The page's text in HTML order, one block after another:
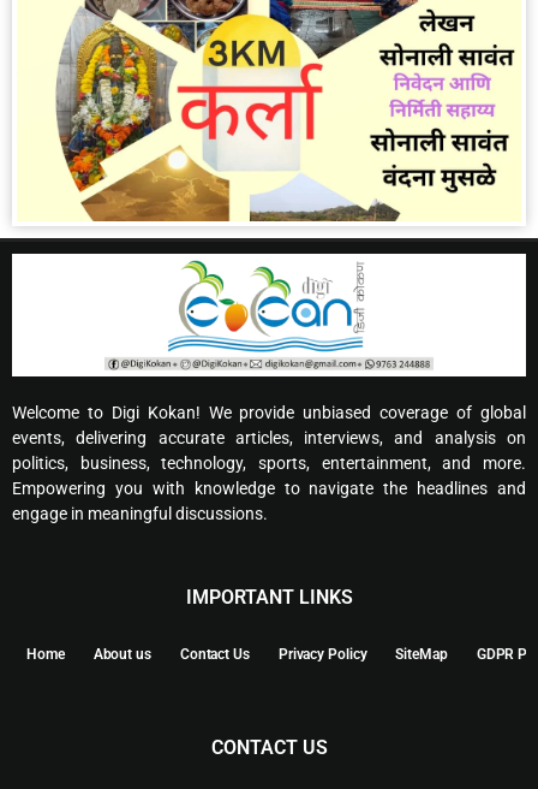
Welcome to Digi Kokan! We provide unbiased coverage of global
events, delivering accurate articles, interviews, and analysis on
politics, business, technology, sports, entertainment, and more.
Empowering you with knowledge to navigate the headlines and
engage in meaningful discussions.
IMPORTANT LINKS
Home About us Contact Us Privacy Policy SiteMap GDPR
CONTACT US